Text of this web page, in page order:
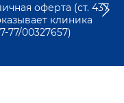
оферта (ст. 437
клиника
77/00327657)